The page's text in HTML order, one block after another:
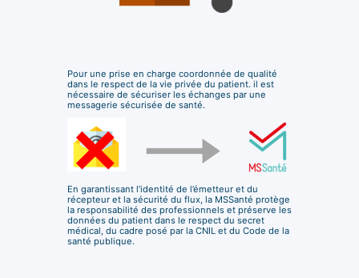
Pour une prise en charge coordonnée de qualité
dans le respect de la vie privée du patient. il est
nécessaire de sécuriser les échanges par une
messagerie sécurisée de santé.
En garantissant l’identité de l’émetteur et du
récepteur et la sécurité du flux, la MSSanté protège
la responsabilité des professionnels et préserve les
données du patient dans le respect du secret
médical, du cadre posé par la CNIL et du Code de la
santé publique.